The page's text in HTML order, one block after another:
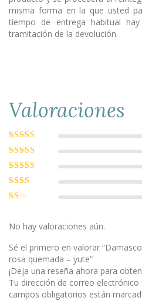
misma forma en la que usted
tiempo de entrega habitual
tramitación de la devolución.
Valoraciones
Valorado con
5de 5
Valorado
con4 de 5
Valorado
con3de
5
Valorado
con2
1
No hay valoraciones aún.
Sé el primero en valorar
rosa quemada – yute”
¡Deja una reseña ahora para
Tu dirección de correo electrónico
campos obligatorios están